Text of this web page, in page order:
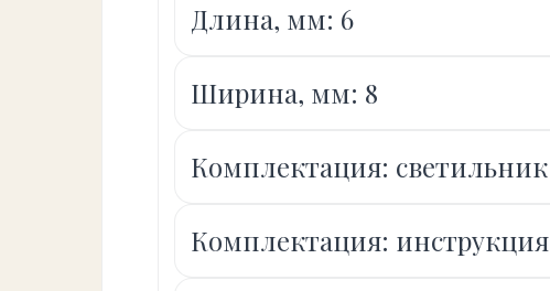
Длина, мм: 6
Ширина, мм: 8
Комплектация: светильник
Комплектация: инструкция